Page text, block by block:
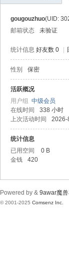
gougouzhuo(UID:
邮箱状态
未验证
统计信息 好友数 0
性别 保密
活跃概况
用户组 中级会员
在线时间
338 小时
上次活动时间
2026-
统计信息
已用空间
0 B
金钱
420
Powered by & 9awar魔
© 2001-2025 Comsenz Inc.